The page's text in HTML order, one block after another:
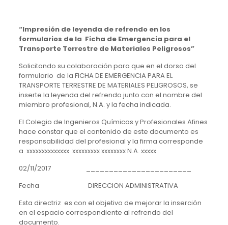
“Impresión de leyenda de refrendo en los
formularios de la Ficha de Emergencia para el
Transporte Terrestre de Materiales Peligrosos”
Solicitando su colaboración para que en el dorso del
formulario de la FICHA DE EMERGENCIA PARA EL
TRANSPORTE TERRESTRE DE MATERIALES PELIGROSOS, se
inserte la leyenda del refrendo junto con el nombre del
miembro profesional, N.A. y la fecha indicada.
El Colegio de Ingenieros Químicos y Profesionales Afines
hace constar que el contenido de este documento es
responsabilidad del profesional y la firma corresponde
a xxxxxxxxxxxxxx xxxxxxxxx xxxxxxxx N.A. xxxxx
02/11/2017 _______________________
Fecha DIRECCION ADMINISTRATIVA
Esta directriz es con el objetivo de mejorar la inserción
en el espacio correspondiente al refrendo del
documento.